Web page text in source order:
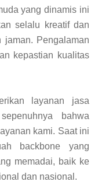
yang dinamis ini
selalu kreatif dan
jaman. Pengalaman
kepastian kualitas
layanan jasa
bahwa
kami. Saat ini
backbone yang
memadai, baik ke
dan nasional.